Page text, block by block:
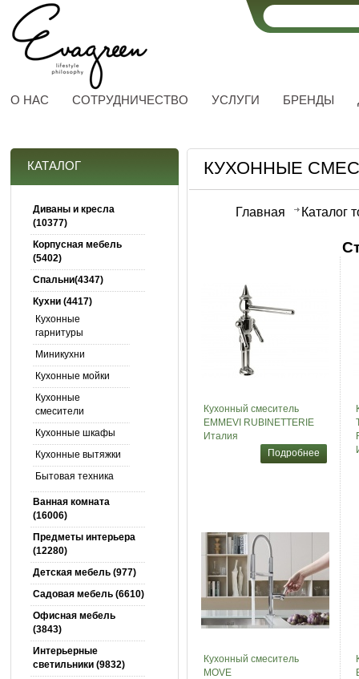
О НАС СОТРУДНИЧЕСТВО УСЛУГИ БРЕНДЫ
КАТАЛОГ
Диваны и кресла
(10377)
Корпусная мебель
(5402)
Спальни(4347)
Кухни (4417)
Кухонные
гарнитуры
Миникухни
Кухонные мойки
Кухонные
смесители
Кухонные шкафы
Кухонные вытяжки
Бытовая техника
Ванная комната
(16006)
Предметы интерьера
(12280)
Детская мебель (977)
Садовая мебель (6610)
Офисная мебель
(3843)
Интерьерные
светильники (9832)
КУХОННЫЕ
Главная Каталог
Кухонный смеситель
EMMEVI RUBINETTERIE
Италия
Подробнее
Кухонный смеситель
MOVE